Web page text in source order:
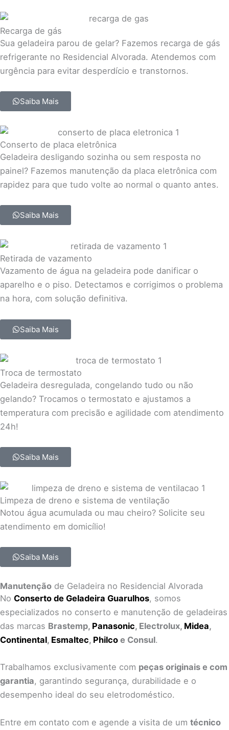
Recarga de gás
Sua geladeira parou de gelar? Fazemos recarga de gás
refrigerante no Residencial Alvorada. Atendemos com
urgência para evitar desperdício e transtornos.
Saiba Mais
Conserto de placa eletrônica
Geladeira desligando sozinha ou sem resposta no
painel? Fazemos manutenção da placa eletrônica com
rapidez para que tudo volte ao normal o quanto antes.
Saiba Mais
Retirada de vazamento
Vazamento de água na geladeira pode danificar o
aparelho e o piso. Detectamos e corrigimos o problema
na hora, com solução definitiva.
Saiba Mais
Troca de termostato
Geladeira desregulada, congelando tudo ou não
gelando? Trocamos o termostato e ajustamos a
temperatura com precisão e agilidade com atendimento
24h!
Saiba Mais
Limpeza de dreno e sistema de ventilação
Notou água acumulada ou mau cheiro? Solicite seu
atendimento em domicílio!
Saiba Mais
Manutenção de Geladeira no Residencial Alvorada
No Conserto de Geladeira Guarulhos, somos
especializados no conserto e manutenção de geladeiras
das marcas Brastemp, Panasonic, Electrolux, Midea,
Continental, Esmaltec, Philco e Consul.
Trabalhamos exclusivamente com peças originais e com
garantia, garantindo segurança, durabilidade e o
desempenho ideal do seu eletrodoméstico.
Entre em contato com e agende a visita de um técnico